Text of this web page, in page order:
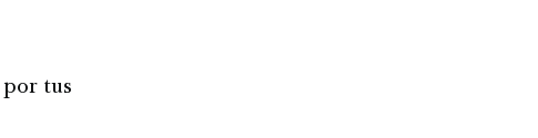
por tus